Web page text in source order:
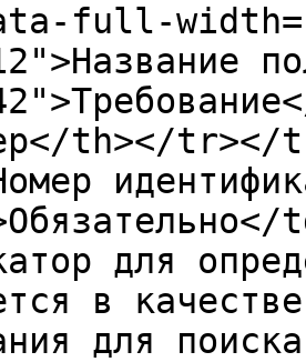
full-
th></tr></
для
в
для